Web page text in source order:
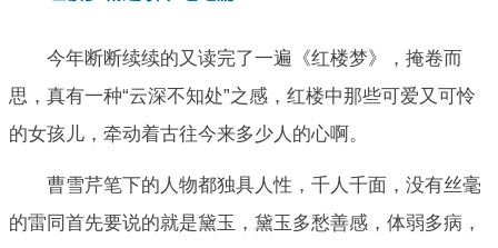
今年断断续续的又读完了一遍《红楼梦》，掩卷而
思，真有一种“云深不知处”之感，红楼中那些可爱又可怜
的女孩儿，牵动着古往今来多少人的心啊。
曹雪芹笔下的人物都独具人性，千人千面，没有丝毫
的雷同首先要说的就是黛玉，黛玉多愁善感，体弱多病，